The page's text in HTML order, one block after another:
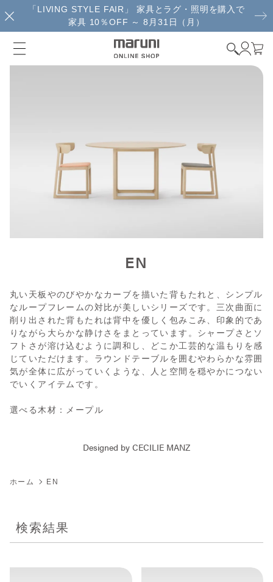
「LIVING STYLE FAIR」 家具とラグ・照明を購入で
家具 10％OFF ～ 8月31日（月）
EN
丸い天板やのびやかなカーブを描いた背もたれと、シンプル
なループフレームの対比が美しいシリーズです。三次曲面に
削り出された背もたれは背中を優しく包みこみ、印象的であ
りながら大らかな静けさをまとっています。シャープさとソ
フトさが溶け込むように調和し、どこか工芸的な温もりを感
じていただけます。ラウンドテーブルを囲むやわらかな雰囲
気が全体に広がっていくような、人と空間を穏やかにつない
でいくアイテムです。
選べる木材：メープル
Designed by CECILIE MANZ
ホーム EN
検索結果